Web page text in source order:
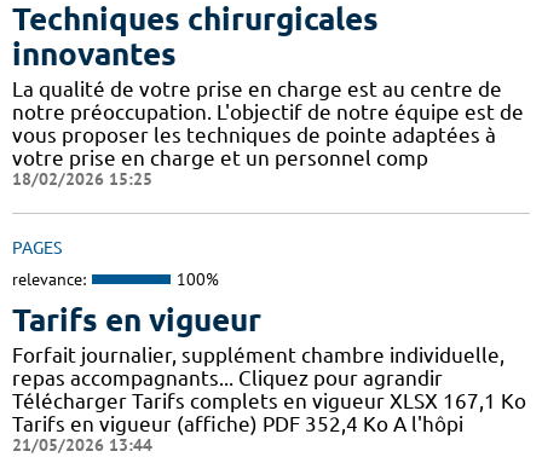
Techniques chirurgicales
innovantes
La qualité de votre prise en charge est au centre de
notre préoccupation. L'objectif de notre équipe est de
vous proposer les techniques de pointe adaptées à
votre prise en charge et un personnel comp
18/02/2026 15:25
PAGES
relevance: 100%
Tarifs en vigueur
Forfait journalier, supplément chambre individuelle,
repas accompagnants... Cliquez pour agrandir
Télécharger Tarifs complets en vigueur XLSX 167,1 Ko
Tarifs en vigueur (affiche) PDF 352,4 Ko A l'hôpi
21/05/2026 13:44